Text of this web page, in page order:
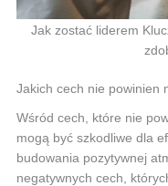
Jak zostać liderem
Jakich cech nie powinien
Wśród cech, które nie
mogą być szkodliwe dla
budowania pozytywnej
negatywnych cech,